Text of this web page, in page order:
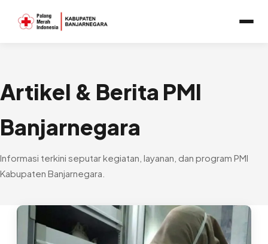
Artikel & Berita PMI
Banjarnegara
Informasi terkini seputar kegiatan, layanan, dan program PMI
Kabupaten Banjarnegara.